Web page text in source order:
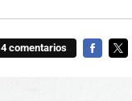
4 comentarios